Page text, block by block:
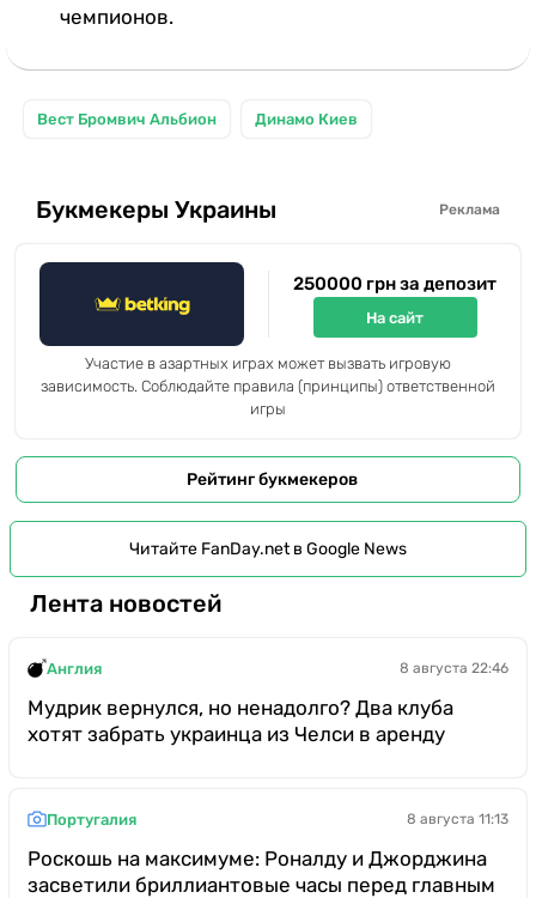
чемпионов.
Вест Бромвич Альбион Динамо Киев
Букмекеры Украины Реклама
250000 грн за депозит
На сайт
Участие в азартных играх может вызвать игровую
зависимость. Соблюдайте правила (принципы) ответственной
игры
Рейтинг букмекеров
Читайте FanDay.net в Google News
Лента новостей
Англия 8 августа 22:46
Мудрик вернулся, но ненадолго? Два клуба
хотят забрать украинца из Челси в аренду
Португалия 8 августа 11:13
Роскошь на максимуме: Роналду и Джорджина
засветили бриллиантовые часы перед главным